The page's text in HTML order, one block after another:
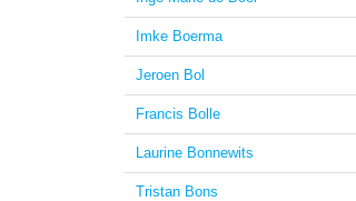
Imke Boerma
Jeroen Bol
Francis Bolle
Laurine Bonnewits
Tristan Bons